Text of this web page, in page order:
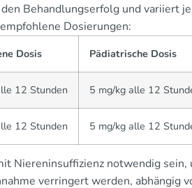
Behandlungserfolg und variiert
Dosierungen:
Dosis Pädiatrische Dosis
12 Stunden 5 mg/kg alle 12
12 Stunden 5 mg/kg alle 12
Niereninsuffizienz notwendig sein,
verringert werden, abhängig